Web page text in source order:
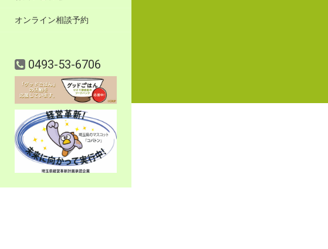
オンライン相談予約
0493-53-6706